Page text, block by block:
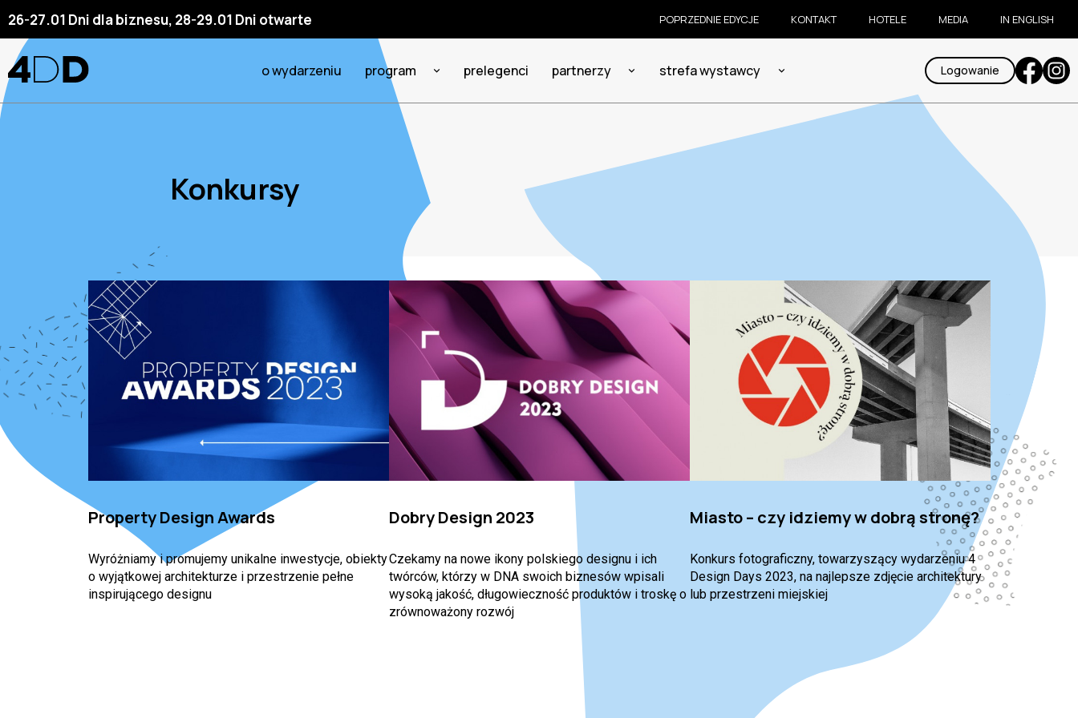
26-27.01 Dni dla biznesu, 28-29.01 Dni otwarte POPRZEDNIE EDYCJE KONTAKT HOTELE MEDIA IN ENGLISH
o wydarzeniu program prelegenci partnerzy strefa wystawcy Logowanie
Konkursy
Property Design Awards
Wyróżniamy i promujemy unikalne inwestycje, obiekty
o wyjątkowej architekturze i przestrzenie pełne
inspirującego designu
Dobry Design 2023
Czekamy na nowe ikony polskiego designu i ich
twórców, którzy w DNA swoich biznesów wpisali
wysoką jakość, długowieczność produktów i troskę o
zrównoważony rozwój
Miasto – czy idziemy w dobrą stronę?
Konkurs fotograficzny, towarzyszący wydarzeniu 4
Design Days 2023, na najlepsze zdjęcie architektury
lub przestrzeni miejskiej